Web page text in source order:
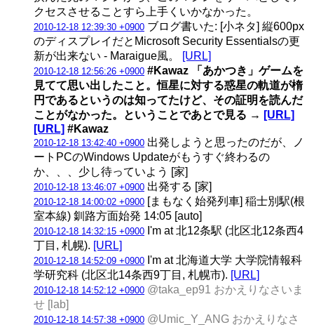
クセスさせることすら上手くいかなかった。
2010-12-18 12:39:30 +0900 ブログ書いた: [小ネタ] 縦600px
のディスプレイだとMicrosoft Security Essentialsの更
新が出来ない - Maraigue風。
[URL]
2010-12-18 12:56:26 +0900 #Kawaz 「あかつき」ゲームを
見てて思い出したこと。恒星に対する惑星の軌道が楕
円であるというのは知ってたけど、その証明を読んだ
ことがなかった。ということであとで見る → [URL]
[URL] #Kawaz
2010-12-18 13:42:40 +0900 出発しようと思ったのだが、ノ
ートPCのWindows Updateがもうすぐ終わるの
か、、、少し待っていよう [家]
2010-12-18 13:46:07 +0900 出発する [家]
2010-12-18 14:00:02 +0900 [まもなく始発列車] 稲士別駅(根
室本線) 釧路方面始発 14:05 [auto]
2010-12-18 14:32:15 +0900 I'm at 北12条駅 (北区北12条西4
丁目, 札幌). [URL]
2010-12-18 14:52:09 +0900 I'm at 北海道大学 大学院情報科
学研究科 (北区北14条西9丁目, 札幌市). [URL]
2010-12-18 14:52:12 +0900 @taka_ep91 おかえりなさいま
せ [lab]
2010-12-18 14:57:38 +0900 @Umic_Y_ANG おかえりなさ